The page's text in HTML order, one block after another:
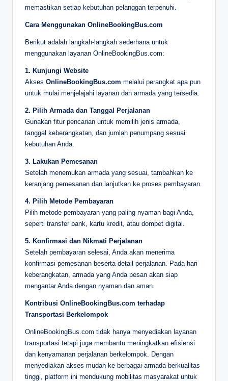
memastikan setiap kebutuhan pelanggan terpenuhi.
Cara Menggunakan OnlineBookingBus.com
Berikut adalah langkah-langkah sederhana untuk
menggunakan layanan OnlineBookingBus.com:
1. Kunjungi Website
Akses OnlineBookingBus.com melalui perangkat apa pun
untuk mulai menjelajahi layanan dan armada yang tersedia.
2. Pilih Armada dan Tanggal Perjalanan
Gunakan fitur pencarian untuk memilih jenis armada,
tanggal keberangkatan, dan jumlah penumpang sesuai
kebutuhan Anda.
3. Lakukan Pemesanan
Setelah menemukan armada yang sesuai, tambahkan ke
keranjang pemesanan dan lanjutkan ke proses pembayaran.
4. Pilih Metode Pembayaran
Pilih metode pembayaran yang paling nyaman bagi Anda,
seperti transfer bank, kartu kredit, atau dompet digital.
5. Konfirmasi dan Nikmati Perjalanan
Setelah pembayaran selesai, Anda akan menerima
konfirmasi pemesanan beserta detail perjalanan. Pada hari
keberangkatan, armada yang Anda pesan akan siap
mengantar Anda dengan nyaman dan aman.
Kontribusi OnlineBookingBus.com terhadap
Transportasi Berkelompok
OnlineBookingBus.com tidak hanya menyediakan layanan
transportasi tetapi juga membantu meningkatkan efisiensi
dan kenyamanan perjalanan berkelompok. Dengan
menyediakan akses mudah ke berbagai armada berkualitas
tinggi, platform ini mendukung mobilitas masyarakat untuk